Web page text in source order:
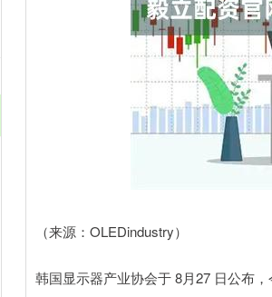
（来源：OLEDindustry）
韩国显示器产业协会于 8月27 日公布